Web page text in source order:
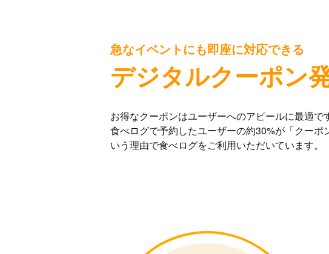
急なイベントにも即座に対応できる
デジタルクーポン
お得なクーポンはユーザーへのアピールに最適で
食べログで予約したユーザーの約30%が「クーポ
いう理由で食べログをご利用いただいています。